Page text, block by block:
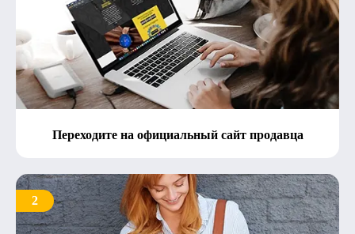
Переходите на официальный сайт продавца
2